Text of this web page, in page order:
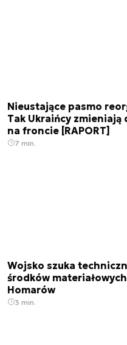
Nieustające pasmo
Tak Ukraińcy zmieniają
na froncie [RAPORT]
7 min.
Wojsko szuka
środków
Homarów
3 min.